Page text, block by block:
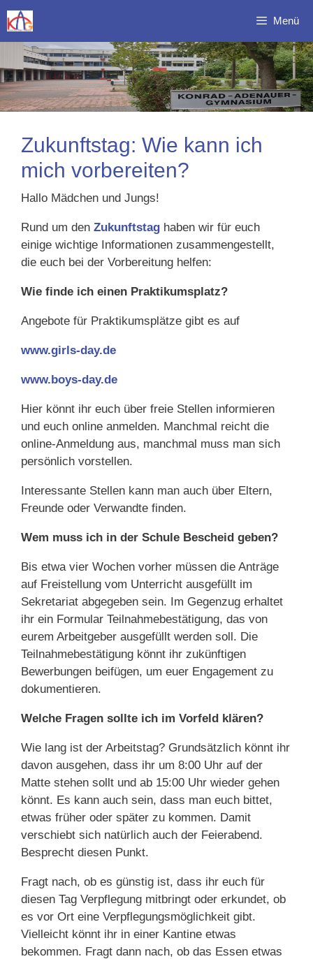
Zum
Inhalt
springen
Menü
Zukunftstag: Wie kann ich
mich vorbereiten?
Hallo Mädchen und Jungs!
Rund um den Zukunftstag haben wir für euch
einige wichtige Informationen zusammengestellt,
die euch bei der Vorbereitung helfen:
Wie finde ich einen Praktikumsplatz?
Angebote für Praktikumsplätze gibt es auf
www.girls-day.de
www.boys-day.de
Hier könnt ihr euch über freie Stellen informieren
und euch online anmelden. Manchmal reicht die
online-Anmeldung aus, manchmal muss man sich
persönlich vorstellen.
Interessante Stellen kann man auch über Eltern,
Freunde oder Verwandte finden.
Wem muss ich in der Schule Bescheid geben?
Bis etwa vier Wochen vorher müssen die Anträge
auf Freistellung vom Unterricht ausgefüllt im
Sekretariat abgegeben sein. Im Gegenzug erhaltet
ihr ein Formular Teilnahmebestätigung, das von
eurem Arbeitgeber ausgefüllt werden soll. Die
Teilnahmebestätigung könnt ihr zukünftigen
Bewerbungen beifügen, um euer Engagement zu
dokumentieren.
Welche Fragen sollte ich im Vorfeld klären?
Wie lang ist der Arbeitstag? Grundsätzlich könnt ihr
davon ausgehen, dass ihr um 8:00 Uhr auf der
Matte stehen sollt und ab 15:00 Uhr wieder gehen
könnt. Es kann auch sein, dass man euch bittet,
etwas früher oder später zu kommen. Damit
verschiebt sich natürlich auch der Feierabend.
Besprecht diesen Punkt.
Fragt nach, ob es günstig ist, dass ihr euch für
diesen Tag Verpflegung mitbringt oder erkundet, ob
es vor Ort eine Verpflegungsmöglichkeit gibt.
Vielleicht könnt ihr in einer Kantine etwas
bekommen. Fragt dann nach, ob das Essen etwas